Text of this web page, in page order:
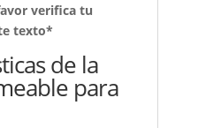
verifica tu
texto*
de la
para